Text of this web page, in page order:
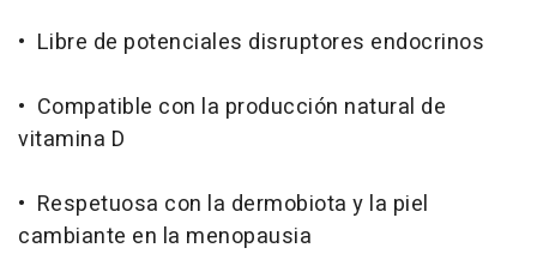
• Libre de potenciales disruptores endocrinos
• Compatible con la producción natural de
vitamina D
• Respetuosa con la dermobiota y la piel
cambiante en la menopausia